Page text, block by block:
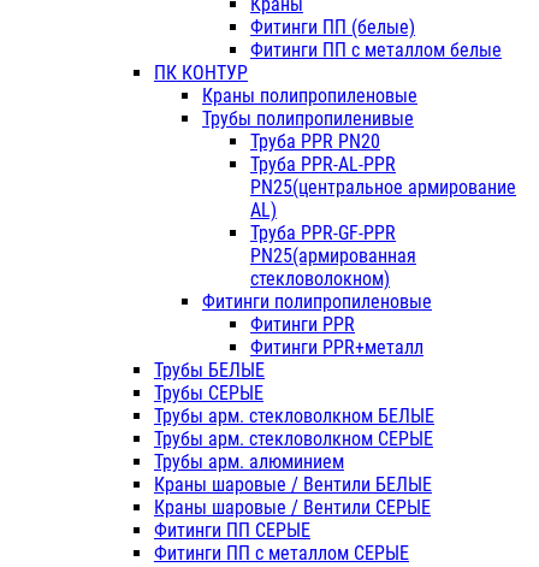
Фитинги ПП (белые)
Фитинги ПП с металлом белые
ПК КОНТУР
Краны полипропиленовые
Трубы полипропиленивые
Труба PPR PN20
Труба PPR-AL-PPR
PN25(центральное армирование
AL)
Труба PPR-GF-PPR
PN25(армированная
стекловолокном)
Фитинги полипропиленовые
Фитинги PPR
Фитинги PPR+металл
Трубы БЕЛЫЕ
Трубы СЕРЫЕ
Трубы арм. стекловолкном БЕЛЫЕ
Трубы арм. стекловолкном СЕРЫЕ
Трубы арм. алюминием
Краны шаровые / Вентили БЕЛЫЕ
Краны шаровые / Вентили СЕРЫЕ
Фитинги ПП СЕРЫЕ
Фитинги ПП с металлом СЕРЫЕ